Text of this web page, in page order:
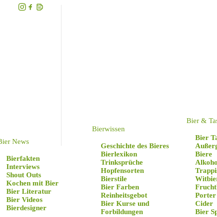
News
Bierfakten
Interviews
Shout Outs
Kochen mit Bier
Bier Literatur
Bier Videos
Bierdesigner
Bierwissen
Geschichte des Bieres
Bierlexikon
Trinksprüche
Hopfensorten
Bierstile
Bier Farben
Reinheitsgebot
Bier Kurse und
Forbildungen
Bier &
Bier
Biere
Cider
Bier
Hier findet ihr die
man